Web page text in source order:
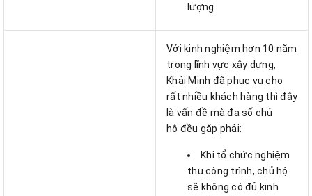
lượng
Với kinh nghiệm hơn 10 năm
trong lĩnh vực xây dựng,
Khải Minh đã phục vụ cho
rất nhiều khách hàng thì đây
là vấn đề mà đa số chủ
hộ đều gặp phải:
Khi tổ chức nghiệm
thu công trình, chủ hộ
sẽ không có đủ kinh